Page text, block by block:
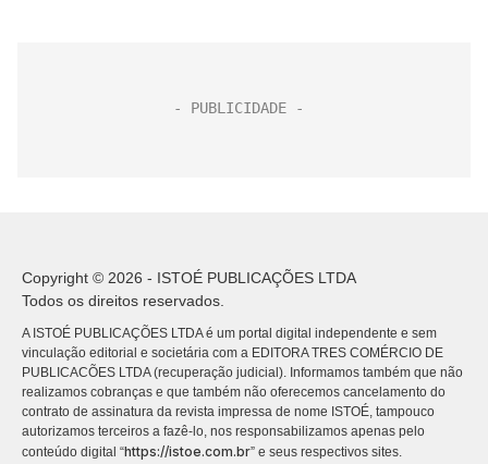
Copyright © 2026 - ISTOÉ PUBLICAÇÕES LTDA
Todos os direitos reservados.
A ISTOÉ PUBLICAÇÕES LTDA é um portal digital independente e sem
vinculação editorial e societária com a EDITORA TRES COMÉRCIO DE
PUBLICACÕES LTDA (recuperação judicial). Informamos também que não
realizamos cobranças e que também não oferecemos cancelamento do
contrato de assinatura da revista impressa de nome ISTOÉ, tampouco
autorizamos terceiros a fazê-lo, nos responsabilizamos apenas pelo
conteúdo digital “https://istoe.com.br” e seus respectivos sites.